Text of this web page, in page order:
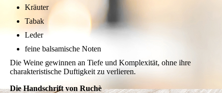
Kräuter
Tabak
Leder
feine balsamische Noten
Die Weine gewinnen an Tiefe und Komplexität, ohne ihre
charakteristische Duftigkeit zu verlieren.
Die Handschrift von Ruchè